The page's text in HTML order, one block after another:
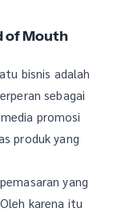
of Mouth
bisnis adalah
sebagai
promosi
produk yang
yang
karena itu